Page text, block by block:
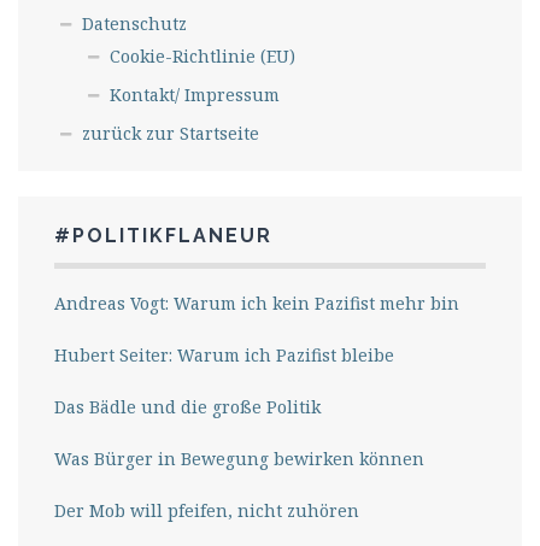
Datenschutz
Cookie-Richtlinie (EU)
Kontakt/ Impressum
zurück zur Startseite
#POLITIKFLANEUR
Andreas Vogt: Warum ich kein Pazifist mehr bin
Hubert Seiter: Warum ich Pazifist bleibe
Das Bädle und die große Politik
Was Bürger in Bewegung bewirken können
Der Mob will pfeifen, nicht zuhören